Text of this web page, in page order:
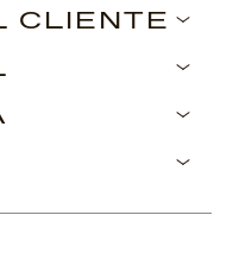
CLIENTE